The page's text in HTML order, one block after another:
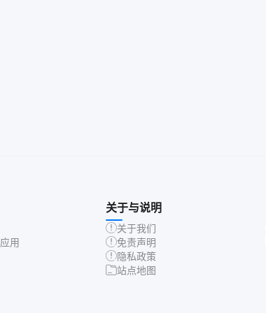
用
关于与说明
关于我们
免责声明
隐私政策
站点地图